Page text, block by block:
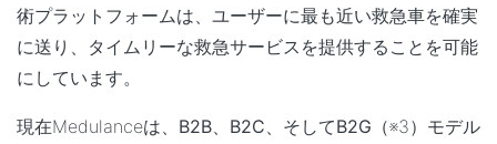
術プラットフォームは、ユーザーに最も近い救急車を確実
に送り、タイムリーな救急サービスを提供することを可能
にしています。
現在Medulanceは、 B2B、 B2C、そしてB2G （※3）モデル